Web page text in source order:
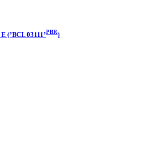
E (’BCL 03111’PBR)